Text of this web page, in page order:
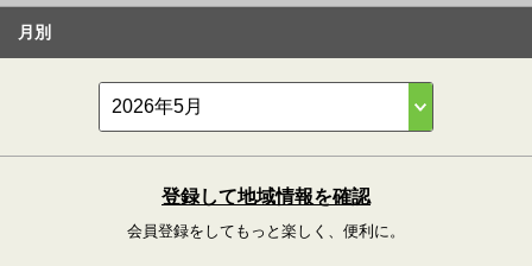
月別
登録して地域情報を確認
会員登録をしてもっと楽しく、便利に。